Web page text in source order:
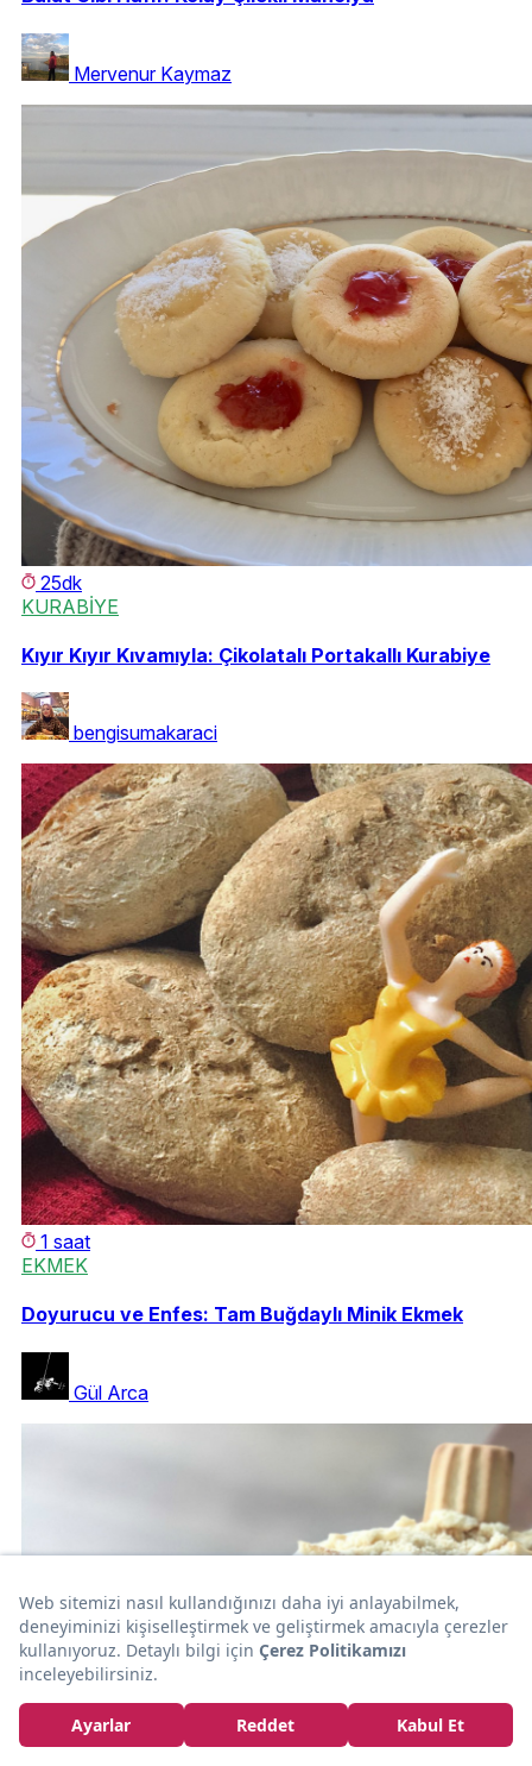
Mervenur Kaymaz
25dk
KURABİYE
Kıyır Kıyır Kıvamıyla: Çikolatalı Portakallı Kurabiye
bengisumakaraci
1 saat
EKMEK
Doyurucu ve Enfes: Tam Buğdaylı Minik Ekmek
Gül Arca